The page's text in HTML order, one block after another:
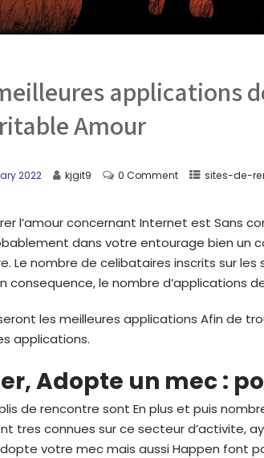
applications
Amour
2022 kjgit9 0 Comment sites-de-
l’amour concernant Internet est Sans
dans votre entourage bien un
Le nombre de celibataires inscrits sur
consequence, le nombre d’applications
les meilleures applications Afin de
applications.
Adopte un mec :
de rencontre sont En plus et puis
tres connues sur ce secteur d’activite,
votre mec mais aussi Happen font